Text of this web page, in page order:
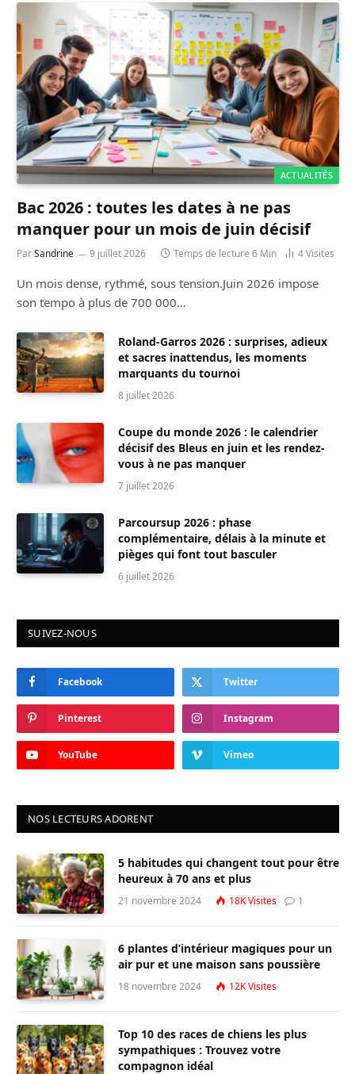
ACTUALITÉS
Bac 2026 : toutes les dates à ne pas
manquer pour un mois de juin décisif
ParSandrine 9 juillet 2026 Temps de lecture 6 Min 4Visites
Un mois dense, rythmé, sous tension.Juin 2026 impose
son tempo à plus de 700 000…
Roland-Garros 2026 : surprises, adieux
et sacres inattendus, les moments
marquants du tournoi
8 juillet 2026
Coupe du monde 2026 : le calendrier
décisif des Bleus en juin et les rendez-
vous à ne pas manquer
7 juillet 2026
Parcoursup 2026 : phase
complémentaire, délais à la minute et
pièges qui font tout basculer
6 juillet 2026
SUIVEZ-NOUS
Facebook Twitter
Pinterest Instagram
YouTube Vimeo
NOS LECTEURS ADORENT
5 habitudes qui changent tout pour être
heureux à 70 ans et plus
21 novembre 2024 18KVisites 1
6 plantes d’intérieur magiques pour un
air pur et une maison sans poussière
18 novembre 2024 12KVisites
Top 10 des races de chiens les plus
sympathiques : Trouvez votre
compagnon idéal